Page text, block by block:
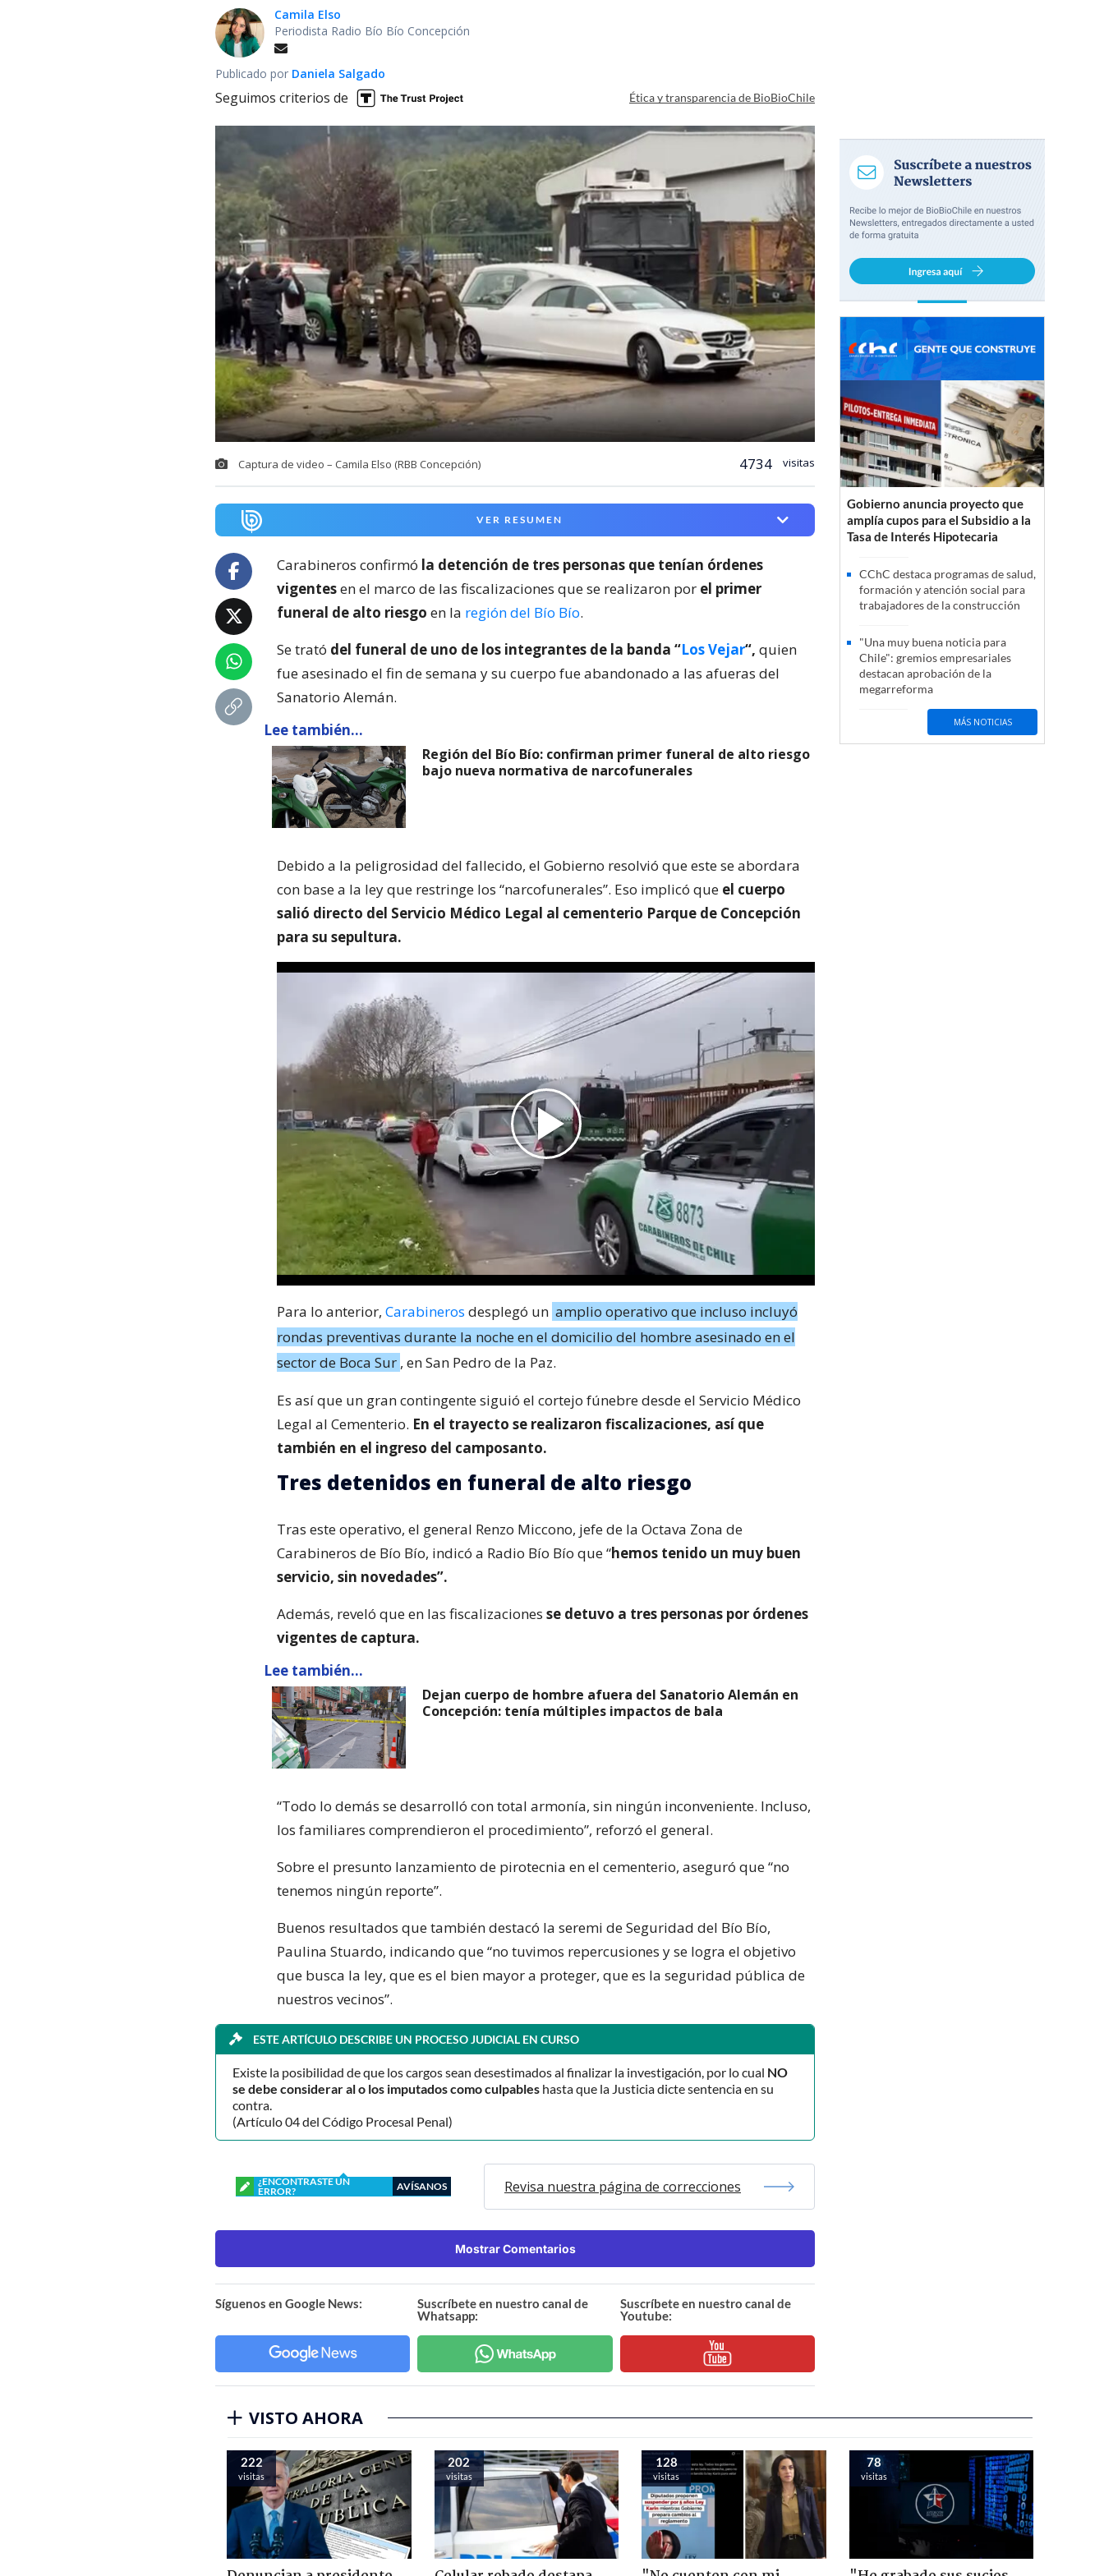
Camila Elso
Periodista Radio Bío Bío Concepción
Publicado por Daniela Salgado
Seguimos criterios de Ética y transparencia de BioBioChile
Captura de video – Camila Elso (RBB Concepción) 4734 visitas
VER RESUMEN
Carabineros confirmó la detención de tres personas que tenían órdenes
vigentesen el marco de las fiscalizaciones que se realizaron por el primer
funeral de alto riesgo en la región del Bío Bío.
Se trató del funeral de uno de los integrantes de la banda “Los Vejar“, quien
fue asesinado el fin de semana y su cuerpo fue abandonado a las afueras del
Sanatorio Alemán.
Lee también...
Región del Bío Bío: confirman primer funeral de alto riesgo
bajo nueva normativa de narcofunerales
Debido a la peligrosidad del fallecido, el Gobierno resolvió que este se abordara
con base a la ley que restringe los “narcofunerales”. Eso implicó que el cuerpo
salió directo del Servicio Médico Legal al cementerio Parque de Concepción
para su sepultura.
Para lo anterior, Carabineros desplegó un amplio operativo que incluso incluyó
rondas preventivas durante la noche en el domicilio del hombre asesinado en el
sector de Boca Sur , en San Pedro de la Paz.
Es así que un gran contingente siguió el cortejo fúnebre desde el Servicio Médico
Legal al Cementerio. En el trayecto se realizaron fiscalizaciones, así que
también en el ingreso del camposanto.
Tres detenidos en funeral de alto riesgo
Tras este operativo, el general Renzo Miccono, jefe de la Octava Zona de
Carabineros de Bío Bío, indicó a Radio Bío Bío que “hemos tenido un muy buen
servicio, sin novedades”.
Además, reveló que en las fiscalizaciones se detuvo a tres personas por órdenes
vigentes de captura.
Lee también...
Dejan cuerpo de hombre afuera del Sanatorio Alemán en
Concepción: tenía múltiples impactos de bala
“Todo lo demás se desarrolló con total armonía, sin ningún inconveniente. Incluso,
los familiares comprendieron el procedimiento”, reforzó el general.
Sobre el presunto lanzamiento de pirotecnia en el cementerio, aseguró que “no
tenemos ningún reporte”.
Buenos resultados que también destacó la seremi de Seguridad del Bío Bío,
Paulina Stuardo, indicando que “no tuvimos repercusiones y se logra el objetivo
que busca la ley, que es el bien mayor a proteger, que es la seguridad pública de
nuestros vecinos”.
ESTE ARTÍCULO DESCRIBE UN PROCESO JUDICIAL EN CURSO
Existe la posibilidad de que los cargos sean desestimados al finalizar la investigación, por lo cual NO
se debe considerar al o los imputados como culpables hasta que la Justicia dicte sentencia en su
contra.
(Artículo 04 del Código Procesal Penal)
¿ENCONTRASTE UN
ERROR?
AVÍSANOS Revisa nuestra página de correcciones
Mostrar Comentarios
Síguenos en Google News:
Suscríbete en nuestro canal de
Whatsapp:
Suscríbete en nuestro canal de
Youtube:
Gobierno anuncia proyecto que
amplía cupos para el Subsidio a la
Tasa de Interés Hipotecaria
CChC destaca programas de salud,
formación y atención social para
trabajadores de la construcción
"Una muy buena noticia para
Chile": gremios empresariales
destacan aprobación de la
megarreforma
MÁS NOTICIAS
VISTO AHORA
222
visitas
202
visitas
128
visitas
78
visitas